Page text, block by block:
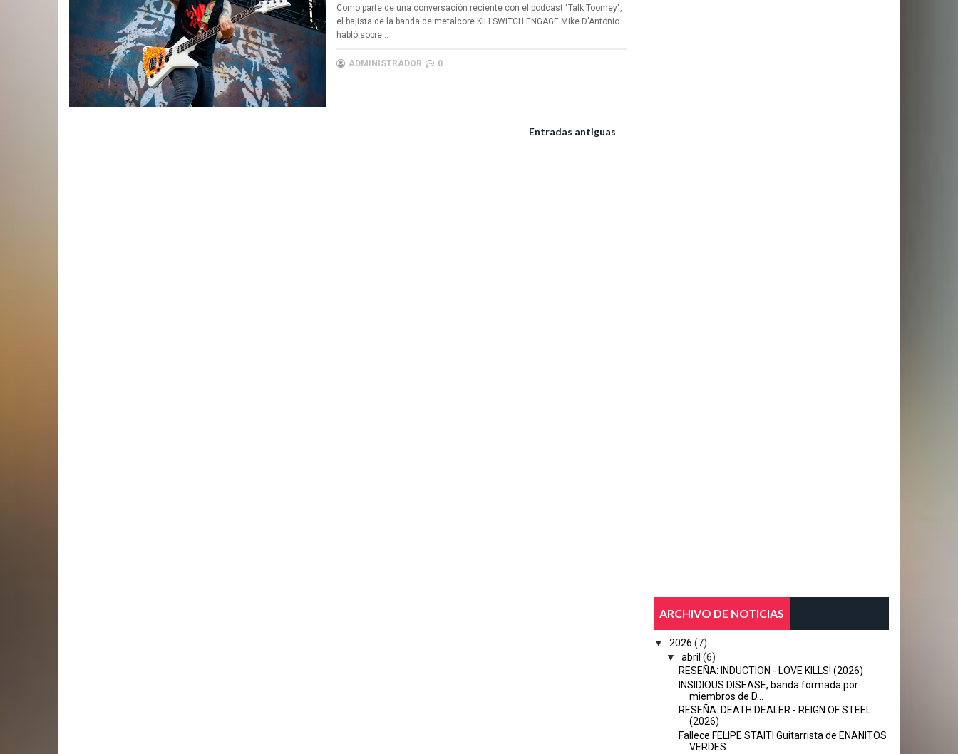
Como parte de una conversación reciente con el podcast "Talk Toomey",
el bajista de la banda de metalcore KILLSWITCH ENGAGE Mike D'Antonio
habló sobre...
ADMINISTRADOR 0
Entradas antiguas
ARCHIVO DE NOTICIAS
▼ 2026 (7)
▼
abril (6)
RESEÑA: INDUCTION - LOVE KILLS! (2026)
INSIDIOUS DISEASE, banda formada por
miembros de D...
RESEÑA: DEATH DEALER - REIGN OF STEEL
(2026)
Fallece FELIPE STAITI Guitarrista de ENANITOS
VERDES